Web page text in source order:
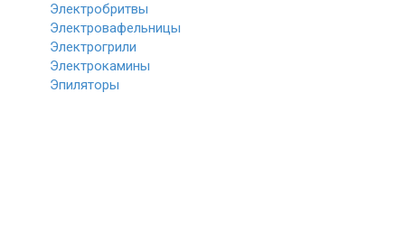
Электробритвы
Электровафельницы
Электрогрили
Электрокамины
Эпиляторы